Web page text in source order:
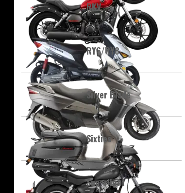
RKV
RY6/RY8
Silver Blade
Sixties
Superlight